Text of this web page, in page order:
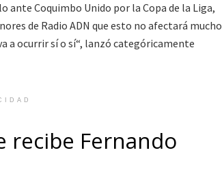
ante Coquimbo Unido por la Copa de la Liga,
de Radio ADN que esto no afectará mucho
a ocurrir sí o sí“, lanzó categóricamente
recibe Fernando